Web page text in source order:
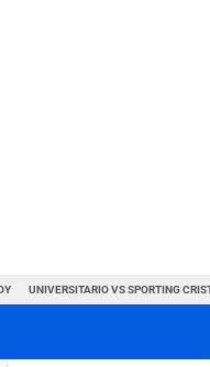
UNIVERSITARIO VS SPORTING